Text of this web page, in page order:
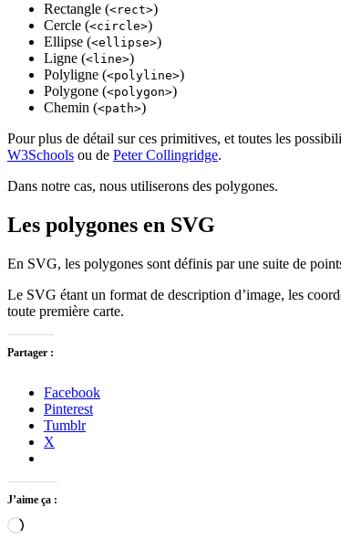
Rectangle (<rect>)
Cercle (<circle>)
Ellipse (<ellipse>)
Ligne (<line>)
Polyligne (<polyline>)
Polygone (<polygon>)
Chemin (<path>)
Pour plus de détail sur ces primitives, et toutes les
W3Schools ou de Peter Collingridge.
Dans notre cas, nous utiliserons des polygones.
Les polygones en SVG
En SVG, les polygones sont définis par une suite de
Le SVG étant un format de description d’image, les
toute première carte.
Partager :
Facebook
Pinterest
Tumblr
X
J’aime ça :
Chargement…